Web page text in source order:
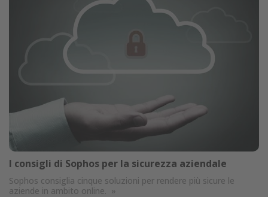
I consigli di Sophos per la sicurezza aziendale
Sophos consiglia cinque soluzioni per rendere più sicure le
aziende in ambito online. »